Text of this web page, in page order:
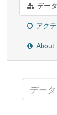
デー
アク
About